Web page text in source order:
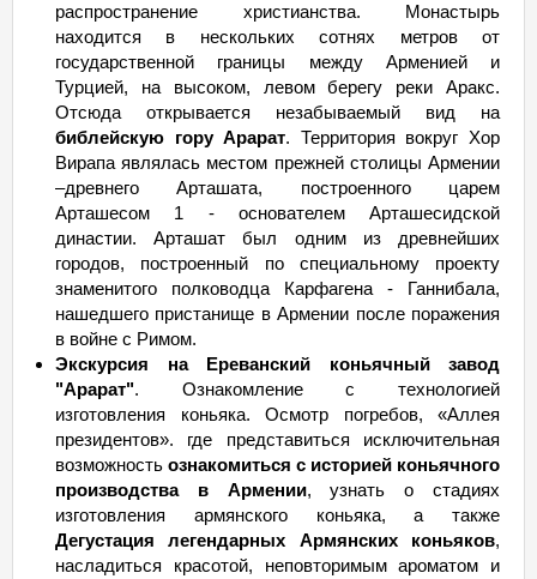
распространение xристианства. Монастырь
находится в нескольких сотнях метров от
государственной границы между Арменией и
Турцией, на высоком, левом берегу реки Аракс.
Отсюда открывается незабываемый вид на
библейскую гору Арарат. Территория вокруг Хор
Вирапа являлась местом прежней столицы Армении
–древнего Арташата, построенного царем
Арташесом 1 - основателем Арташесидской
династии. Арташат был одним из древнейших
городов, построенный по специальному проекту
знаменитого полководца Карфагена - Ганнибала,
нашедшего пристанище в Армении после поражения
в войне с Римом.
Экскурсия на Ереванcкий коньячный завод
"Арарат". Ознакомление с технологией
изготовления коньяка. Осмотр погребов, «Аллея
президентов». где представиться исключительная
возможность ознакомиться с историей коньячного
производства в Армении, узнать о стадиях
изготовления армянского коньяка, а также
Дегустация легендарных Армянских коньяков,
насладиться красотой, неповторимым ароматом и